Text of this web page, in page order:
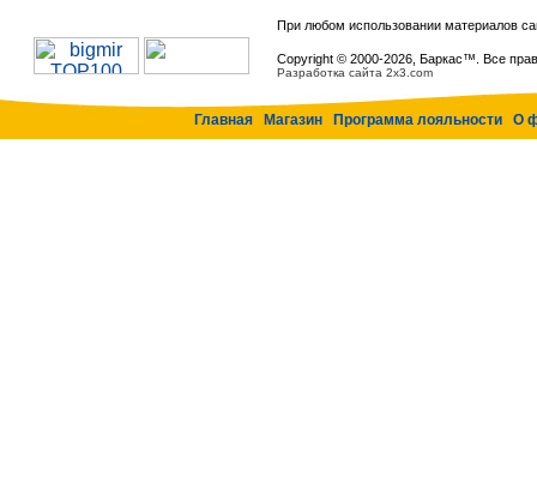
При любом использовании материалов
Copyright © 2000-2026, Баркас™. Все
Разработка сайта 2x3.com
Главная Магазин Программа лояльности О